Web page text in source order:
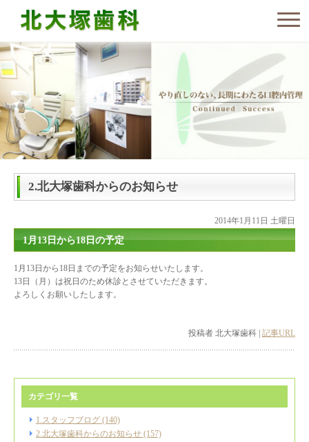
2.北大塚歯科からのお知らせ
2014年1月11日 土曜日
1月13日から18日の予定
1月13日から18日までの予定をお知らせいたします。
13日（月）は祝日のため休診とさせていただきます。
よろしくお願いしたします。
投稿者 北大塚歯科 | 記事URL
カテゴリ一覧
1.スタッフブログ (140)
2.北大塚歯科からのお知らせ (157)